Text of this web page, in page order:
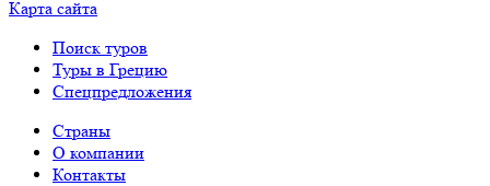
Карта сайта
Поиск туров
Туры в Грецию
Спецпредложения
Страны
О компании
Контакты